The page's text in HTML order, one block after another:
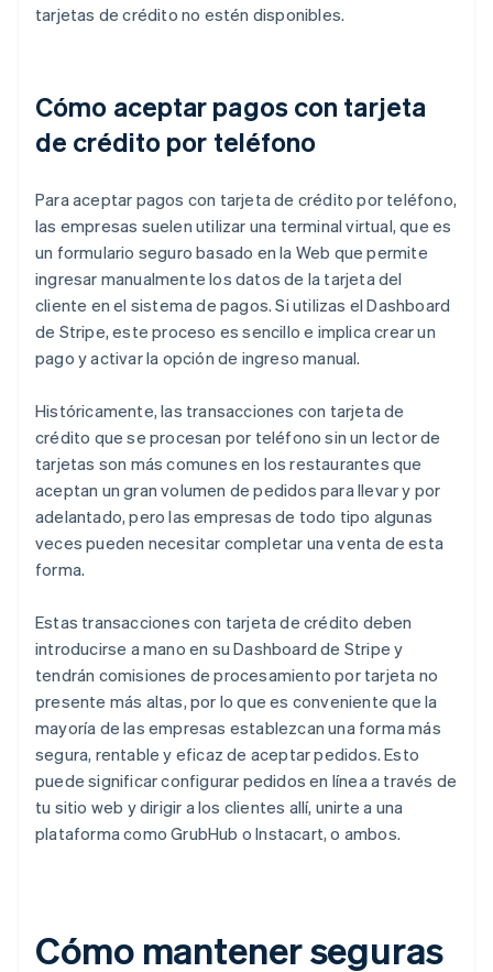
tarjetas de crédito no estén disponibles.
Cómo aceptar pagos con tarjeta
de crédito por teléfono
Para aceptar pagos con tarjeta de crédito por teléfono,
las empresas suelen utilizar una terminal virtual, que es
un formulario seguro basado en la Web que permite
ingresar manualmente los datos de la tarjeta del
cliente en el sistema de pagos. Si utilizas el Dashboard
de Stripe, este proceso es sencillo e implica crear un
pago y activar la opción de ingreso manual.
Históricamente, las transacciones con tarjeta de
crédito que se procesan por teléfono sin un lector de
tarjetas son más comunes en los restaurantes que
aceptan un gran volumen de pedidos para llevar y por
adelantado, pero las empresas de todo tipo algunas
veces pueden necesitar completar una venta de esta
forma.
Estas transacciones con tarjeta de crédito deben
introducirse a mano en su Dashboard de Stripe y
tendrán comisiones de procesamiento por tarjeta no
presente más altas, por lo que es conveniente que la
mayoría de las empresas establezcan una forma más
segura, rentable y eficaz de aceptar pedidos. Esto
puede significar configurar pedidos en línea a través de
tu sitio web y dirigir a los clientes allí, unirte a una
plataforma como GrubHub o Instacart, o ambos.
Cómo mantener seguras